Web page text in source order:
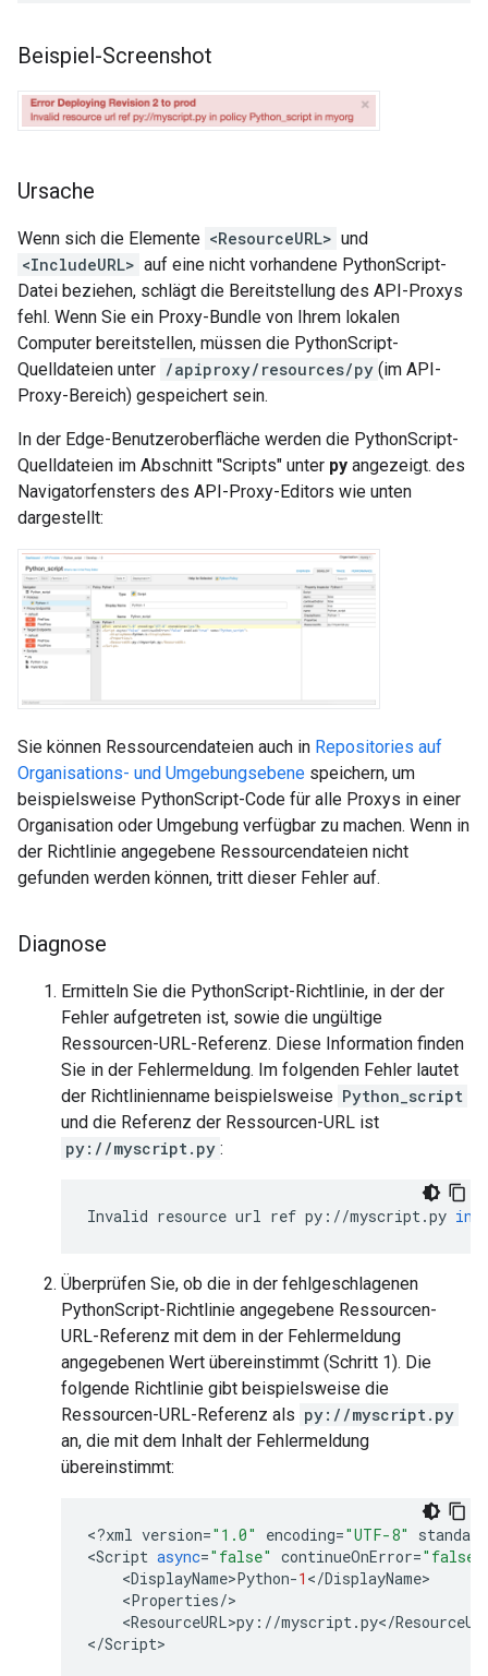
Beispiel-Screenshot
Ursache
Wenn sich die Elemente <ResourceURL> und
<IncludeURL> auf eine nicht vorhandene PythonScript-
Datei beziehen, schlägt die Bereitstellung des API-Proxys
fehl. Wenn Sie ein Proxy-Bundle von Ihrem lokalen
Computer bereitstellen, müssen die PythonScript-
Quelldateien unter /apiproxy/resources/py (im API-
Proxy-Bereich) gespeichert sein.
In der Edge-Benutzeroberfläche werden die PythonScript-
Quelldateien im Abschnitt "Scripts" unter py angezeigt. des
Navigatorfensters des API-Proxy-Editors wie unten
dargestellt:
Sie können Ressourcendateien auch in Repositories auf
Organisations- und Umgebungsebene speichern, um
beispielsweise PythonScript-Code für alle Proxys in einer
Organisation oder Umgebung verfügbar zu machen. Wenn in
der Richtlinie angegebene Ressourcendateien nicht
gefunden werden können, tritt dieser Fehler auf.
Diagnose
Ermitteln Sie die PythonScript-Richtlinie, in der der
Fehler aufgetreten ist, sowie die ungültige
Ressourcen-URL-Referenz. Diese Information finden
Sie in der Fehlermeldung. Im folgenden Fehler lautet
der Richtlinienname beispielsweise Python_script
und die Referenz der Ressourcen-URL ist
py://myscript.py :
Invalid resource url ref py : //myscript.py in
Überprüfen Sie, ob die in der fehlgeschlagenen
PythonScript-Richtlinie angegebene Ressourcen-
URL-Referenz mit dem in der Fehlermeldung
angegebenen Wert übereinstimmt (Schritt 1). Die
folgende Richtlinie gibt beispielsweise die
Ressourcen-URL-Referenz als py://myscript.py
an, die mit dem Inhalt der Fehlermeldung
übereinstimmt:
<?xml version="1.0" encoding="UTF-8"
<Script async="false" continueOnError="false"
    <
DisplayName>Python-1 </DisplayName>
    <
Properties/>
    <
ResourceURL>py : //myscript.py</
</Script>